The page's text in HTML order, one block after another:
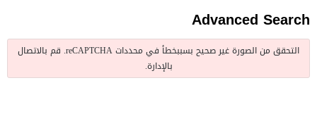
Advanced Search
التحقق من الصورة غير صحيح بسببخطأ في محددات reCAPTCHA. قم بالاتصال
بالإدارة.